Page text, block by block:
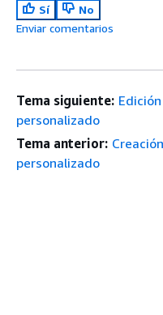
Sí
No
Enviar comentarios
Tema siguiente:
personalizado
Tema anterior:
personalizado